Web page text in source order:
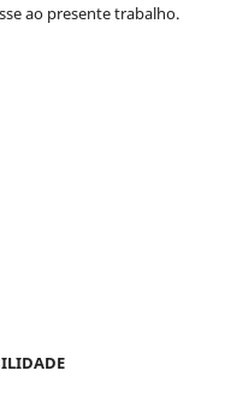
ao presente trabalho.